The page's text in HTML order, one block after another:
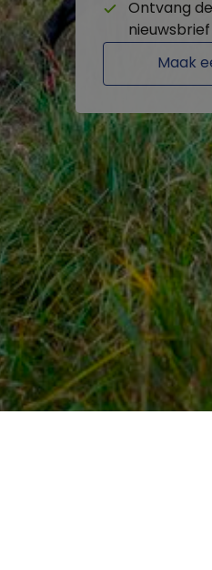
Ontvang
nieuwsbrief
Maak